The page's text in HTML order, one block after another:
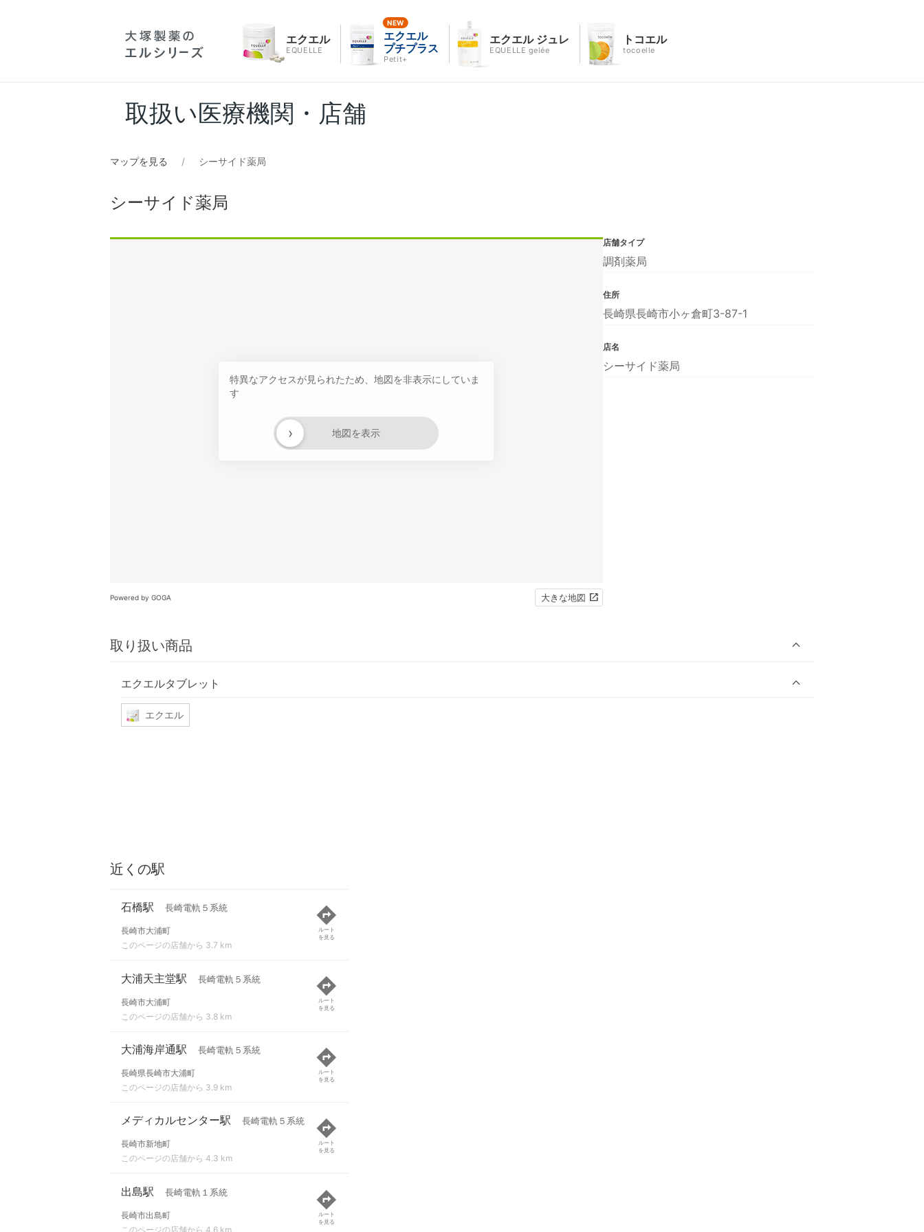
エクエル
EQUELLE
エクエル
プチプラス
Petit+
エクエル ジュレ
EQUELLE gelée
トコエル
tocoelle
取扱い医療機関・店舗
マップを見る シーサイド薬局
シーサイド薬局
特異なアクセスが見られたため、地図を非表示にしていま
す
地図を表示
›
Powered by GOGA 大きな地図
取り扱い商品
エクエルタブレット
エクエル
店舗タイプ
調剤薬局
住所
長崎県長崎市小ヶ倉町3-87-1
店名
シーサイド薬局
近くの駅
石橋駅 長崎電軌５系統
長崎市大浦町
このページの店舗から 3.7 km
ルート
を見る
大浦天主堂駅 長崎電軌５系統
長崎市大浦町
このページの店舗から 3.8 km
ルート
を見る
大浦海岸通駅 長崎電軌５系統
長崎県長崎市大浦町
このページの店舗から 3.9 km
ルート
を見る
メディカルセンター駅 長崎電軌５系統
長崎市新地町
このページの店舗から 4.3 km
ルート
を見る
出島駅 長崎電軌１系統
長崎市出島町
このページの店舗から 4.6 km
ルート
を見る